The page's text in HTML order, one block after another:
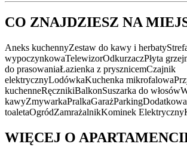
CO ZNAJDZIESZ NA
Aneks kuchennyZestaw do kawy i herbaty
wypoczynkowaTelewizorOdkurzaczPłyta
do prasowaniaŁazienka z prysznicemCzajnik
elektrycznyLodówkaKuchenka mikrofalowa
kuchenneRęcznikiBalkonSuszarka do włosów
kawyZmywarkaPralkaGarażParkingDodatkowa
toaletaOgródZamrażalnikKominek Elektryczny
WIĘCEJ O